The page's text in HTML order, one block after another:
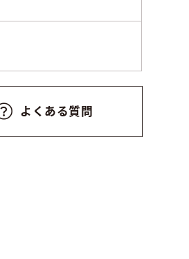
よくある質問